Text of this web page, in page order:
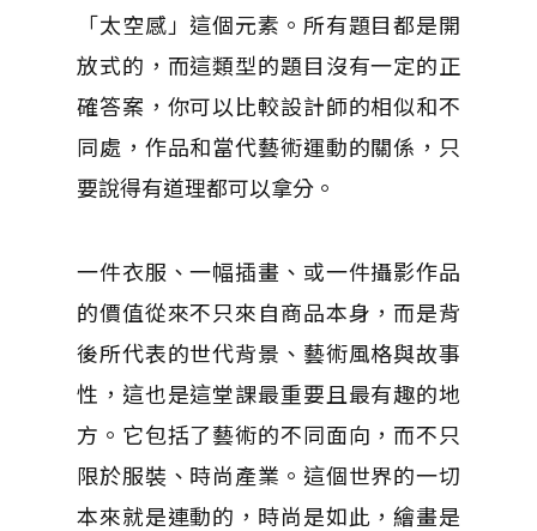
「太空感」這個元素。所有題目都是開
放式的，而這類型的題目沒有一定的正
確答案，你可以比較設計師的相似和不
同處，作品和當代藝術運動的關係，只
要說得有道理都可以拿分。
一件衣服、一幅插畫、或一件攝影作品
的價值從來不只來自商品本身，而是背
後所代表的世代背景、藝術風格與故事
性，這也是這堂課最重要且最有趣的地
方。它包括了藝術的不同面向，而不只
限於服裝、時尚產業。這個世界的一切
本來就是連動的，時尚是如此，繪畫是